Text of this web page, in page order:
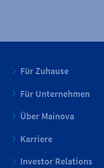
Für Zuhause
Für Unternehmen
Über Mainova
Karriere
Investor Relations